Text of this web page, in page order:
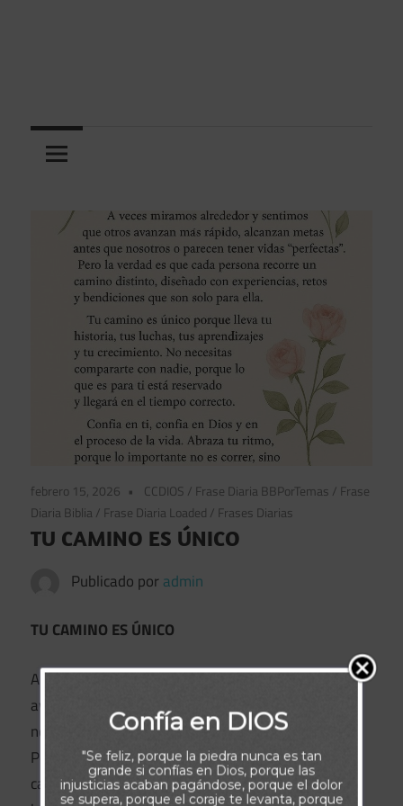
febrero 15, 2026 CCDIOS / Frase Diaria BBPorTemas / Frase
Diaria Biblia / Frase Diaria Loaded / Frases Diarias
TU CAMINO ES ÚNICO
Publicado por admin
TU CAMINO ES ÚNICO
A veces miramos alrededor y sentimos que otros
avanzan más rápido, alcanzan metas antes que
nosotros o parecen tener vidas “perfectas”.
Pero la verdad es que cada persona recorre un
camino distinto, diseñado con experiencias, retos y
Confía en DIOS
"Se feliz, porque la piedra nunca es tan
grande si confías en Dios, porque las
injusticias acaban pagándose, porque el dolor
se supera, porque el coraje te levanta, porque